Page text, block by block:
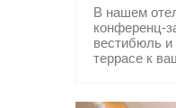
В нашем
конференц-
вестибюль и
террасе к